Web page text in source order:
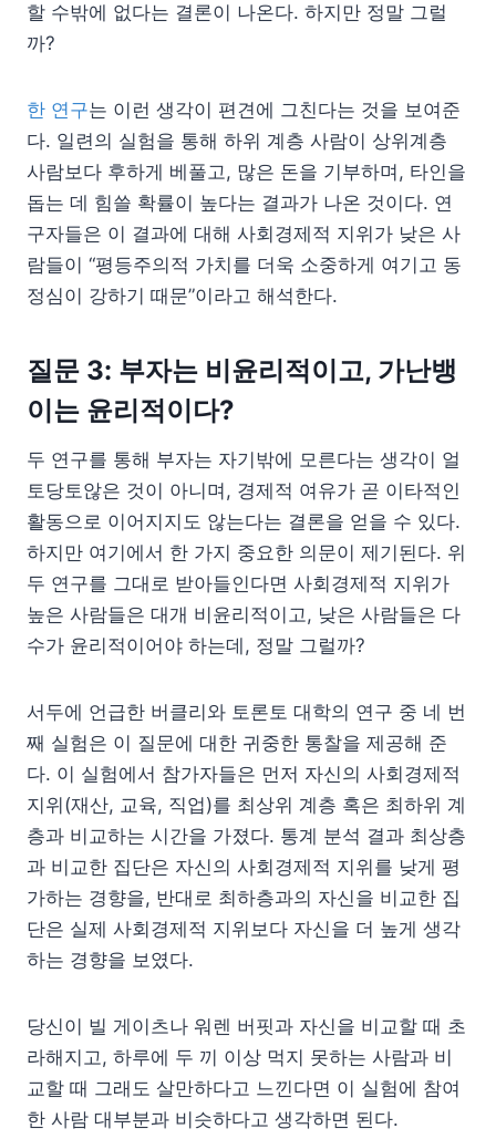
할 수밖에 없다는 결론이 나온다. 하지만 정말 그럴
까?
한 연구는 이런 생각이 편견에 그친다는 것을 보여준
다. 일련의 실험을 통해 하위 계층 사람이 상위계층
사람보다 후하게 베풀고, 많은 돈을 기부하며, 타인을
돕는 데 힘쓸 확률이 높다는 결과가 나온 것이다. 연
구자들은 이 결과에 대해 사회경제적 지위가 낮은 사
람들이 “평등주의적 가치를 더욱 소중하게 여기고 동
정심이 강하기 때문”이라고 해석한다.
질문 3: 부자는 비윤리적이고, 가난뱅
이는 윤리적이다?
두 연구를 통해 부자는 자기밖에 모른다는 생각이 얼
토당토않은 것이 아니며, 경제적 여유가 곧 이타적인
활동으로 이어지지도 않는다는 결론을 얻을 수 있다.
하지만 여기에서 한 가지 중요한 의문이 제기된다. 위
두 연구를 그대로 받아들인다면 사회경제적 지위가
높은 사람들은 대개 비윤리적이고, 낮은 사람들은 다
수가 윤리적이어야 하는데, 정말 그럴까?
서두에 언급한 버클리와 토론토 대학의 연구 중 네 번
째 실험은 이 질문에 대한 귀중한 통찰을 제공해 준
다. 이 실험에서 참가자들은 먼저 자신의 사회경제적
지위(재산, 교육, 직업)를 최상위 계층 혹은 최하위 계
층과 비교하는 시간을 가졌다. 통계 분석 결과 최상층
과 비교한 집단은 자신의 사회경제적 지위를 낮게 평
가하는 경향을, 반대로 최하층과의 자신을 비교한 집
단은 실제 사회경제적 지위보다 자신을 더 높게 생각
하는 경향을 보였다.
당신이 빌 게이츠나 워렌 버핏과 자신을 비교할 때 초
라해지고, 하루에 두 끼 이상 먹지 못하는 사람과 비
교할 때 그래도 살만하다고 느낀다면 이 실험에 참여
한 사람 대부분과 비슷하다고 생각하면 된다.